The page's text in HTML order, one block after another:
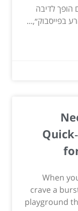
הופך לדיבה
בפייסבוק״,...
When
crave a
playground